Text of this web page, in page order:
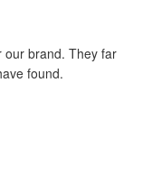
our brand. They far
found.